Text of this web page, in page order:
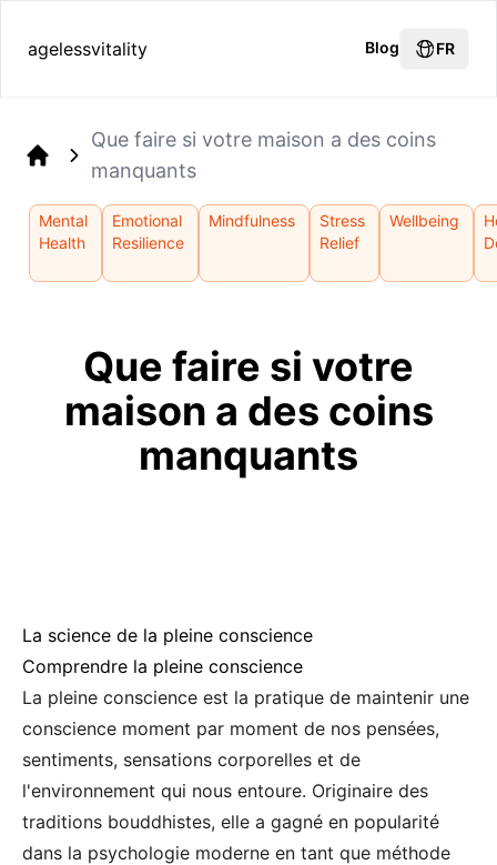
agelessvitality Blog FR
Que faire si votre maison a des coins
manquants
Mental
Health
Emotional
Resilience
Mindfulness
Stress
Relief
Wellbeing
Que faire si votre
maison a des coins
manquants
La science de la pleine conscience
Comprendre la pleine conscience
La pleine conscience est la pratique de maintenir une
conscience moment par moment de nos pensées,
sentiments, sensations corporelles et de
l'environnement qui nous entoure. Originaire des
traditions bouddhistes, elle a gagné en popularité
dans la psychologie moderne en tant que méthode